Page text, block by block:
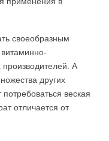
своеобразным
А
других
веская
отличается от